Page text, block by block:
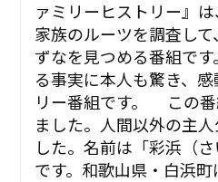
ァミリーヒストリー』
家族のルーツを調査し
ずなを見つめる番組で
る事実に本人も驚き、
リー番組です。 この
ました。人間以外の主
した。名前は「彩浜（
です。和歌山県・白浜町